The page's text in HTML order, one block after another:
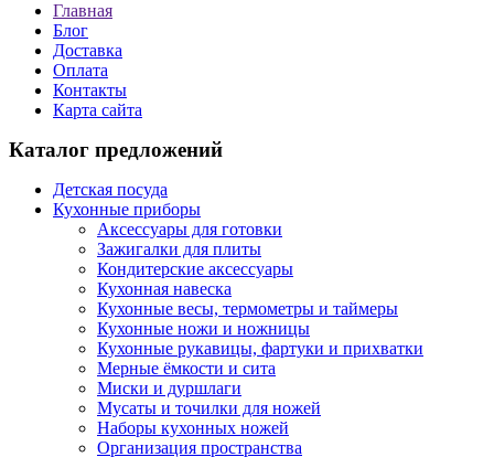
Главная
Блог
Доставка
Оплата
Контакты
Карта сайта
Каталог предложений
Детская посуда
Кухонные приборы
Аксессуары для готовки
Зажигалки для плиты
Кондитерские аксессуары
Кухонная навеска
Кухонные весы, термометры и таймеры
Кухонные ножи и ножницы
Кухонные рукавицы, фартуки и прихватки
Мерные ёмкости и сита
Миски и дуршлаги
Мусаты и точилки для ножей
Наборы кухонных ножей
Организация пространства